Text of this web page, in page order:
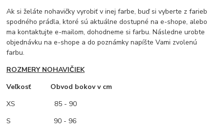
Ak si želáte nohavičky vyrobiť v inej farbe, buď si vyberte z farieb
spodného prádla, ktoré sú aktuálne dostupné na e-shope, alebo
ma kontaktujte e-mailom, dohodneme si farbu. Následne urobte
objednávku na e-shope a do poznámky napíšte Vami zvolenú
farbu.
ROZMERY NOHAVIČIEK
Veľkosť Obvod bokov v cm
XS
85 - 90
S 90 - 96